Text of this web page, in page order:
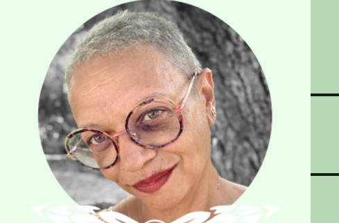
Navigation
l’article
PUBLIÉ DANS
Les voyages de Romain, le globe-trotter